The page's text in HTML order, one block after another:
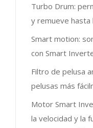
Turbo Drum:
y remueve hasta
Smart motion:
con Smart
Filtro de pelusa
pelusas más
Motor Smart
la velocidad y la